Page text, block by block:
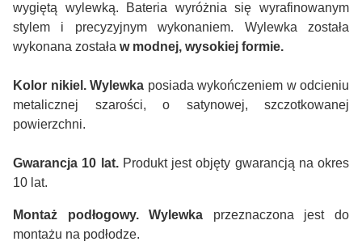
wygiętą wylewką. Bateria wyróżnia się wyrafinowanym
stylem i precyzyjnym wykonaniem. Wylewka została
wykonana została w modnej, wysokiej formie.
Kolor nikiel. Wylewka posiada wykończeniem w odcieniu
metalicznej szarości, o satynowej, szczotkowanej
powierzchni.
Gwarancja 10 lat. Produkt jest objęty gwarancją na okres
10 lat.
Montaż podłogowy. Wylewka przeznaczona jest do
montażu na podłodze.